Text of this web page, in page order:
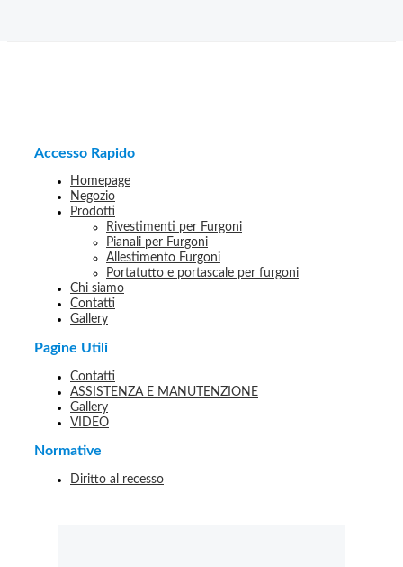
Accesso Rapido
Homepage
Negozio
Prodotti
Rivestimenti per Furgoni
Pianali per Furgoni
Allestimento Furgoni
Portatutto e portascale per furgoni
Chi siamo
Contatti
Gallery
Pagine Utili
Contatti
ASSISTENZA E MANUTENZIONE
Gallery
VIDEO
Normative
Diritto al recesso